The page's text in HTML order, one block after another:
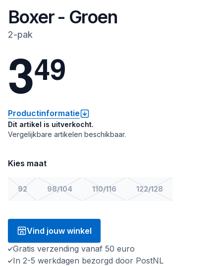
Boxer - Groen
2-pak
349
Productinformatie
Dit artikel is uitverkocht.
Vergelijkbare artikelen beschikbaar.
Kies maat
92 98/104 110/116 122/128
Vind jouw winkel
Gratis verzending vanaf 50 euro
In 2-5 werkdagen bezorgd door PostNL